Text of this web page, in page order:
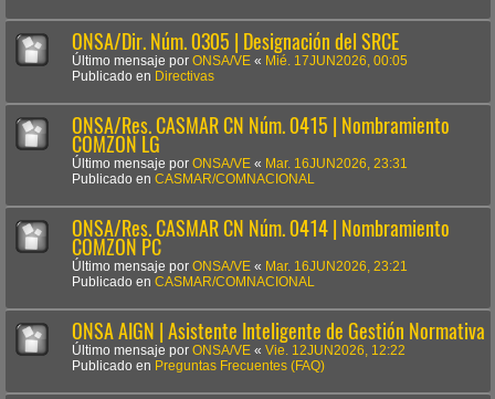
ONSA/Dir. Núm. 0305 | Designación del SRCE
Último mensaje por ONSA/VE « Mié. 17JUN2026, 00:05
Publicado en Directivas
ONSA/Res. CASMAR CN Núm. 0415 | Nombramiento
COMZON LG
Último mensaje por ONSA/VE « Mar. 16JUN2026, 23:31
Publicado en CASMAR/COMNACIONAL
ONSA/Res. CASMAR CN Núm. 0414 | Nombramiento
COMZON PC
Último mensaje por ONSA/VE « Mar. 16JUN2026, 23:21
Publicado en CASMAR/COMNACIONAL
ONSA AIGN | Asistente Inteligente de Gestión Normativa
Último mensaje por ONSA/VE « Vie. 12JUN2026, 12:22
Publicado en Preguntas Frecuentes (FAQ)